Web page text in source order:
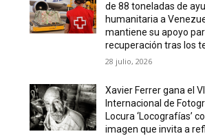
de 88 toneladas de
humanitaria a
mantiene su apoyo
recuperación tras los
28 julio, 2026
Xavier Ferrer gana el
Internacional de
Locura ‘Locografías’
imagen que invita a